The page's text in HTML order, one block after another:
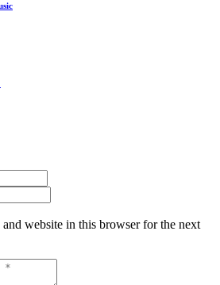
and website in this browser for the next